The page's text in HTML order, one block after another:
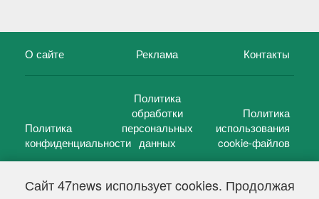
Сайт 47news использует cookies. Продолжая
О сайте Реклама Контакты
Политика
конфиденциальности
Политика
обработки
персональных
данных
Политика
использования
cookie-файлов